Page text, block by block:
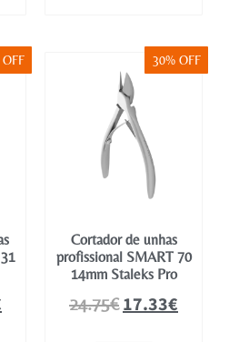
30% OFF
Cortador de unhas
profissional SMART 70
14mm Staleks Pro
24.75€17.33€